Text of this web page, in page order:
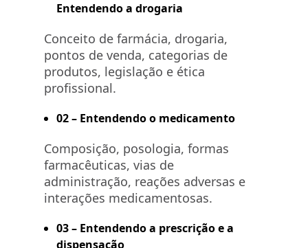
Entendendo a drogaria
Conceito de farmácia, drogaria,
pontos de venda, categorias de
produtos, legislação e ética
profissional.
02 – Entendendo o medicamento
Composição, posologia, formas
farmacêuticas, vias de
administração, reações adversas e
interações medicamentosas.
03 – Entendendo a prescrição e a
dispensação